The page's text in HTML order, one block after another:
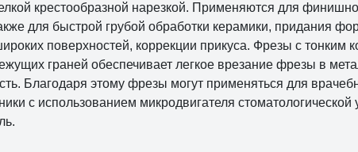
крестообразной нарезкой. Применяются для
для быстрой грубой обработки керамики, придания
поверхностей, коррекции прикуса. Фрезы с тонким
граней обеспечивает легкое врезание фрезы в
Благодаря этому фрезы могут применяться для
с использованием микродвигателя стоматологической